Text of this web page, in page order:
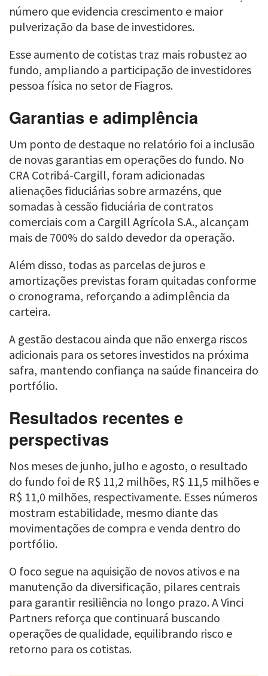
número que evidencia crescimento e maior
pulverização da base de investidores.
Esse aumento de cotistas traz mais robustez ao
fundo, ampliando a participação de investidores
pessoa física no setor de Fiagros.
Garantias e adimplência
Um ponto de destaque no relatório foi a inclusão
de novas garantias em operações do fundo. No
CRA Cotribá-Cargill, foram adicionadas
alienações fiduciárias sobre armazéns, que
somadas à cessão fiduciária de contratos
comerciais com a Cargill Agrícola S.A., alcançam
mais de 700% do saldo devedor da operação.
Além disso, todas as parcelas de juros e
amortizações previstas foram quitadas conforme
o cronograma, reforçando a adimplência da
carteira.
A gestão destacou ainda que não enxerga riscos
adicionais para os setores investidos na próxima
safra, mantendo confiança na saúde financeira do
portfólio.
Resultados recentes e
perspectivas
Nos meses de junho, julho e agosto, o resultado
do fundo foi de R$ 11,2 milhões, R$ 11,5 milhões e
R$ 11,0 milhões, respectivamente. Esses números
mostram estabilidade, mesmo diante das
movimentações de compra e venda dentro do
portfólio.
O foco segue na aquisição de novos ativos e na
manutenção da diversificação, pilares centrais
para garantir resiliência no longo prazo. A Vinci
Partners reforça que continuará buscando
operações de qualidade, equilibrando risco e
retorno para os cotistas.